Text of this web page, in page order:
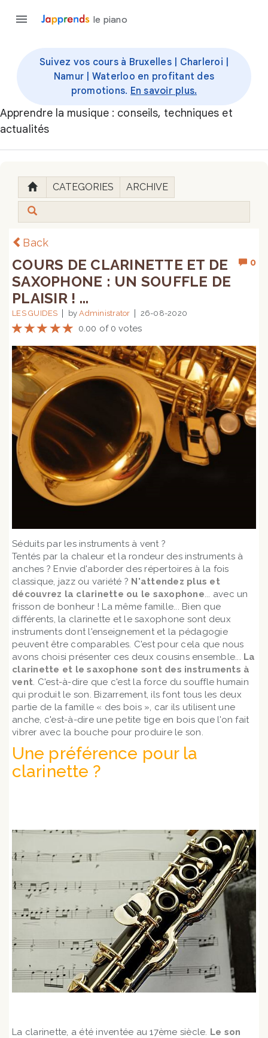
le piano
Suivez vos cours à Bruxelles | Charleroi |
Namur | Waterloo en profitant des
promotions. En savoir plus.
Apprendre la musique : conseils, techniques et
actualités
CATEGORIES ARCHIVE
Back
0
COURS DE CLARINETTE ET DE
SAXOPHONE : UN SOUFFLE DE
PLAISIR ! ...
LES GUIDES byAdministrator 26-08-2020
0.00 of 0 votes
Séduits par les instruments à vent ?
Tentés par la chaleur et la rondeur des instruments à
anches ? Envie d'aborder des répertoires à la fois
classique, jazz ou variété ? N'attendez plus et
découvrez la clarinette ou le saxophone... avec un
frisson de bonheur ! La même famille... Bien que
différents, la clarinette et le saxophone sont deux
instruments dont l'enseignement et la pédagogie
peuvent être comparables. C'est pour cela que nous
avons choisi présenter ces deux cousins ensemble... La
clarinette et le saxophone sont des instruments à
vent. C'est-à-dire que c'est la force du souffle humain
qui produit le son. Bizarrement, ils font tous les deux
partie de la famille « des bois », car ils utilisent une
anche, c'est-à-dire une petite tige en bois que l'on fait
vibrer avec la bouche pour produire le son.
Une préférence pour la
clarinette ?
La clarinette, a été inventée au 17ème siècle. Le son